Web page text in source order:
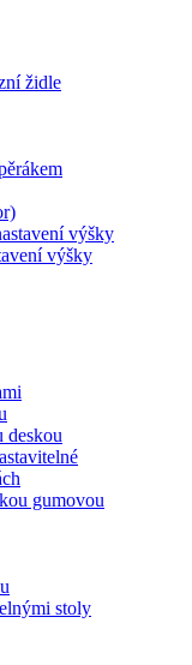
židle
výšky
výšky
deskou
gumovou
stoly